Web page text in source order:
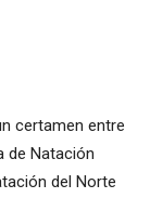
certamen entre
de Natación
del Norte